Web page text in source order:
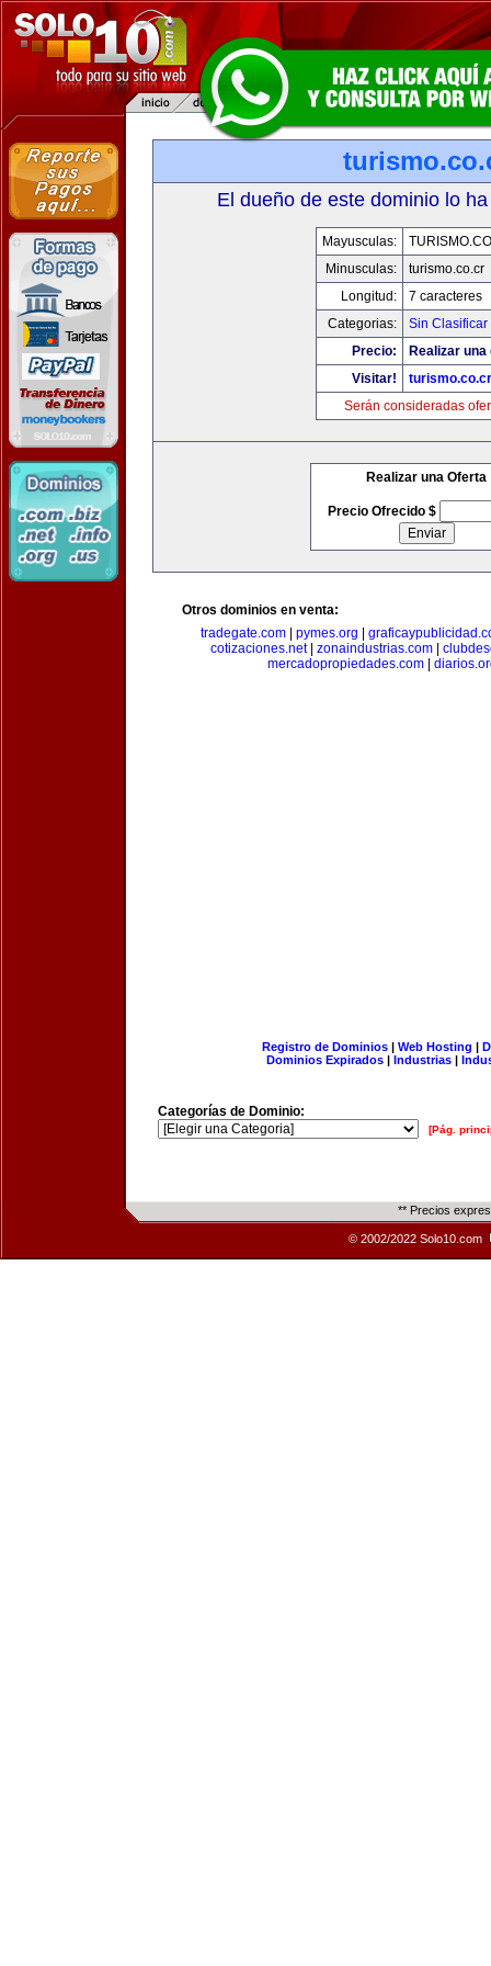
El dueño de este dominio lo
Mayusculas:
Minusculas:
turismo.co.cr
Longitud:
7 caracteres
Categorias:
Sin Clasificar
Precio:
Realizar
Visitar!
turismo.co.cr
Serán consideradas
Realizar una Oferta
Precio Ofrecido $
Otros dominios en venta:
tradegate.com
pymes.org
cotizaciones.net| zonaindustrias.com
mercadopropiedades.com|
Registro de Dominios| Web Hosting |
Dominios Expirados | Industrias |
Categorías de Dominio:
[Pág.
** Precios
© 2002/2022 Solo10.com